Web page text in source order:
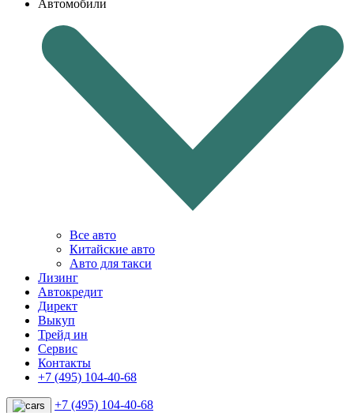
Автомобили
Все авто
Китайские авто
Авто для такси
Лизинг
Автокредит
Директ
Выкуп
Трейд ин
Сервис
Контакты
+7 (495) 104-40-68
+7 (495) 104-40-68